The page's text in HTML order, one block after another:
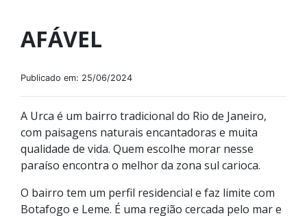
AFÁVEL
Publicado em: 25/06/2024
A Urca é um bairro tradicional do Rio de Janeiro,
com paisagens naturais encantadoras e muita
qualidade de vida. Quem escolhe morar nesse
paraíso encontra o melhor da zona sul carioca.
O bairro tem um perfil residencial e faz limite com
Botafogo e Leme. É uma região cercada pelo mar e